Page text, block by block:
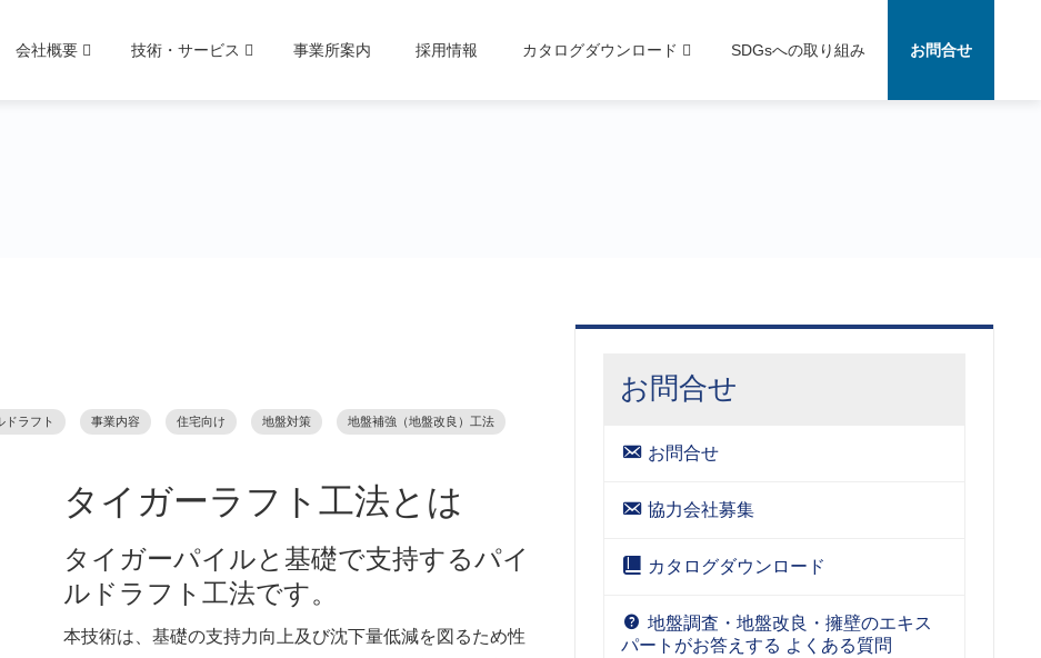
会社概要 技術・サービス 事業所案内 採用情報 カタログダウンロード SDGsへの取り組み お問合せ
ドラフト 事業内容 住宅向け 地盤対策 地盤補強（地盤改良）工法
タイガーラフト工法とは
タイガーパイルと基礎で支持するパイ
ルドラフト工法です。
本技術は、基礎の支持力向上及び沈下量低減を図るため性
お問合せ
お問合せ
協力会社募集
カタログダウンロード
地盤調査・地盤改良・擁壁のエキス
パートがお答えする よくある質問